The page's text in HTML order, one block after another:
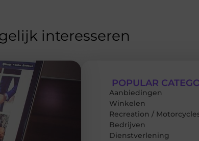
interesseren
POPULAR
Aanbiedingen
Winkelen
Recreation /
Bedrijven
Dienstverlening